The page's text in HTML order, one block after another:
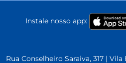
Instale nosso app:
Rua Conselheiro Saraiva, 317 |